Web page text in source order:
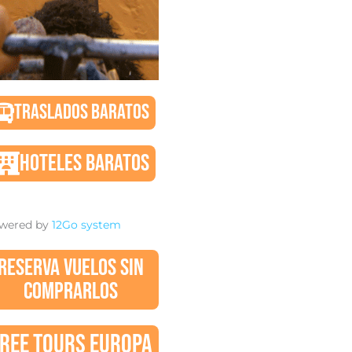
TRASLADOS BARATOS
HOTELES BARATOS
by 12Go system
VUELOS SIN
COMPRARLOS
TOURS EUROPA